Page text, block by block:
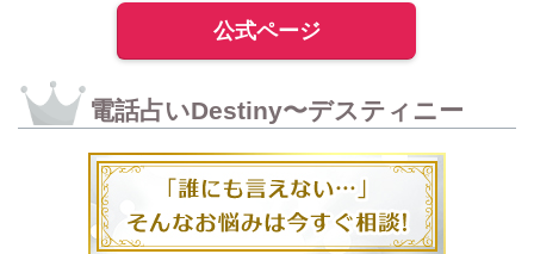
公式ページ
電話占いDestiny〜デスティニー